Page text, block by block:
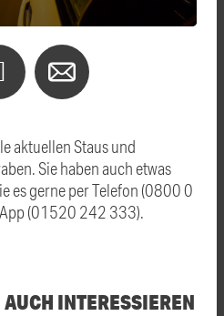
aktuellen Staus und
Sie haben auch etwas
es gerne per Telefon (0800 0
(01520 242 333).
INTERESSIEREN